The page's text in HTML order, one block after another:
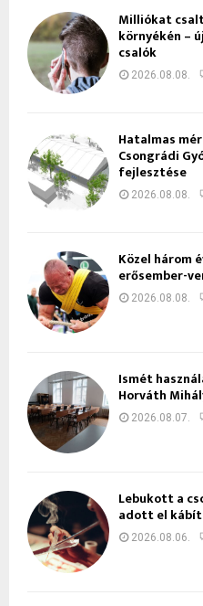
Milliókat
környékén –
csalók
2026.08.08.
Hatalmas
Csongrádi
fejlesztése
2026.08.08.
Közel három
erősember-
2026.08.08.
Ismét
Horváth
2026.08.07.
Lebukott a
adott el
2026.08.06.